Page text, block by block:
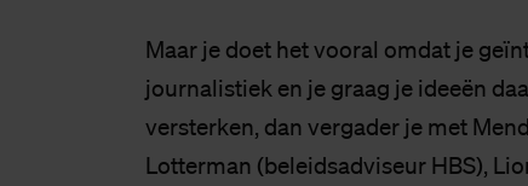
Maar je doet het vooral omdat je
journalistiek en je graag je ideeën
versterken, dan vergader je met
Lotterman (beleidsadviseur HBS),